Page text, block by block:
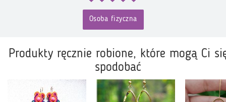
Osoba fizyczna
Produkty ręcznie robione, które mogą Ci
spodobać